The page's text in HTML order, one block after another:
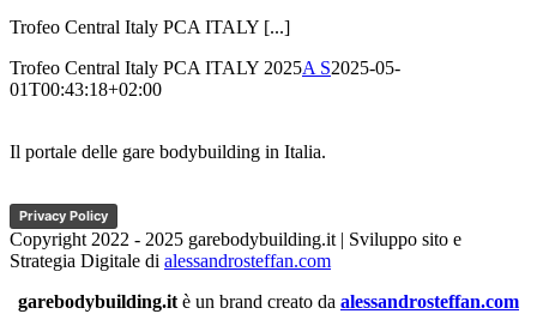
Trofeo Central Italy PCA ITALY [...]
Trofeo Central Italy PCA ITALY 2025A S2025-05-
01T00:43:18+02:00
Il portale delle gare bodybuilding in Italia.
Privacy Policy
Copyright 2022 - 2025 garebodybuilding.it | Sviluppo sito e
Strategia Digitale di alessandrosteffan.com
garebodybuilding.it è un brand creato da alessandrosteffan.com